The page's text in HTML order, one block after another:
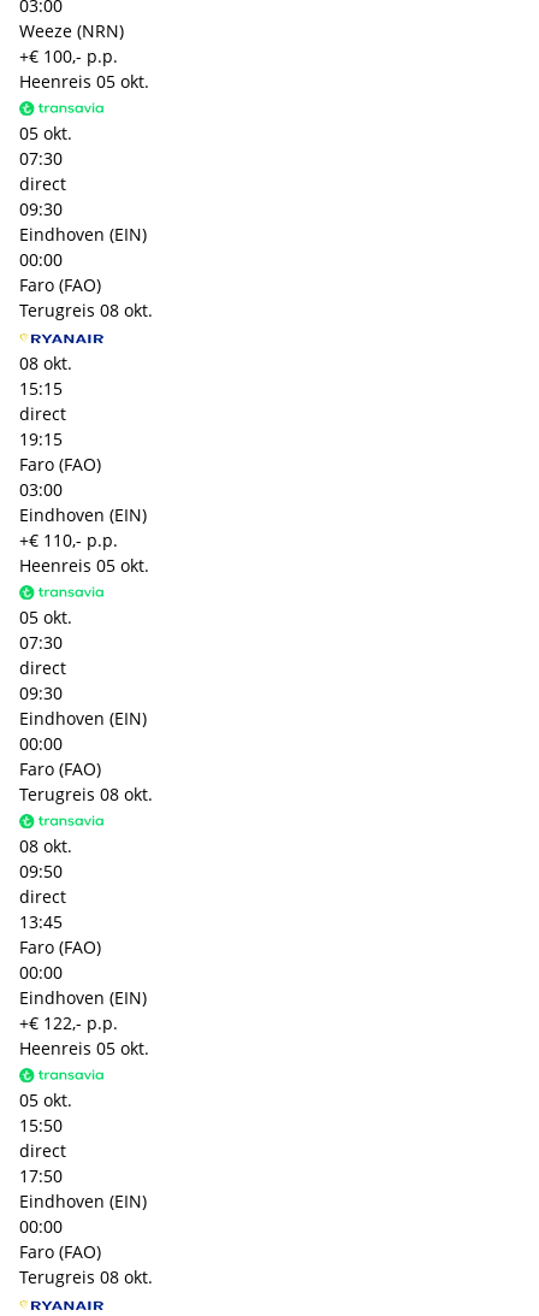
03:00
Weeze (NRN)
+€ 100,- p.p.
Heenreis 05 okt.
05 okt.
07:30
direct
09:30
Eindhoven (EIN)
00:00
Faro (FAO)
Terugreis 08 okt.
08 okt.
15:15
direct
19:15
Faro (FAO)
03:00
Eindhoven (EIN)
+€ 110,- p.p.
Heenreis 05 okt.
05 okt.
07:30
direct
09:30
Eindhoven (EIN)
00:00
Faro (FAO)
Terugreis 08 okt.
08 okt.
09:50
direct
13:45
Faro (FAO)
00:00
Eindhoven (EIN)
+€ 122,- p.p.
Heenreis 05 okt.
05 okt.
15:50
direct
17:50
Eindhoven (EIN)
00:00
Faro (FAO)
Terugreis 08 okt.